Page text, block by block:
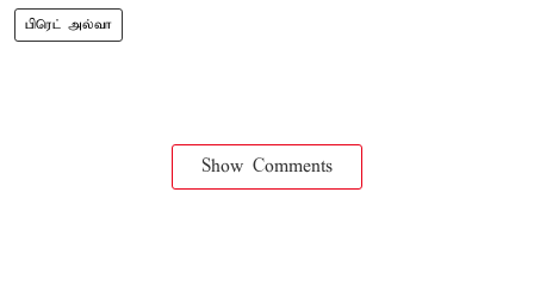
பிரெட் அல்வா
Show Comments